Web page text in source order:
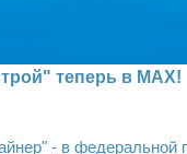
теперь в MAX!